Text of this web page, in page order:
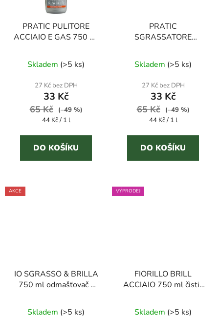
PRATIC PULITORE
ACCIAIO E GAS 750 ml
Skladem (>5 ks)
27 Kč bez DPH
33 Kč
65 Kč
(–49 %)
Měrná
44 Kč / 1 l
DO KOŠÍKU
PRATIC
SGRASSATORE
odmašťovač
hodnocení
produktu
je
4,0
z
5
hvězdiček.
Skladem (>5 ks)
27 Kč bez DPH
33 Kč
65 Kč
(–49 %)
Měrná
44 Kč / 1 l
DO KOŠÍKU
AKCE
IO SGRASSO & BRILLA
750 ml odmašťovač -
Skladem (>5 ks)
VÝPRODEJ
FIORILLO BRILL
ACCIAIO 750 ml čistič
Skladem (>5 ks)